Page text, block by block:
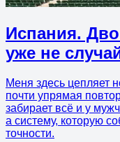
Испания.
уже не
Меня здесь цепляет
почти упрямая
забирает всё и у
а систему, которую
точности.